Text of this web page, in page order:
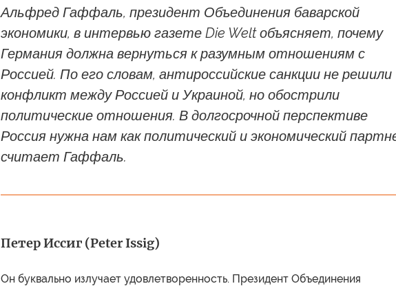
Альфред Гаффаль, президент Объединения баварской
экономики, в интервью газете Die Welt объясняет, почему
Германия должна вернуться к разумным отношениям с
Россией. По его словам, антироссийские санкции не решили
конфликт между Россией и Украиной, но обострили
политические отношения. В долгосрочной перспективе
Россия нужна нам как политический и экономический
считает Гаффаль.
Петер Иссиг (Peter Issig)
Он буквально излучает удовлетворенность. Президент Объединения